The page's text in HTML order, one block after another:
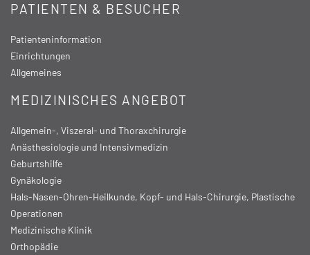
PATIENTEN & BESUCHER
Patienteninformation
Einrichtungen
Allgemeines
MEDIZINISCHES ANGEBOT
Allgemein-, Viszeral- und Thoraxchirurgie
Anästhesiologie und Intensivmedizin
Geburtshilfe
Gynäkologie
Hals-Nasen-Ohren-Heilkunde, Kopf- und Hals-Chirurgie, Plastische
Operationen
Medizinische Klinik
Orthopädie